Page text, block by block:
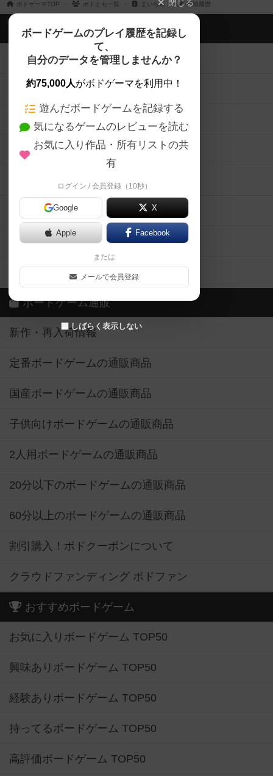
ボドゲーマTOP ボドとも一覧 まいちん 投稿履歴
閉じる
ボードゲームのプレイ履歴を記録し
て、
自分のデータを管理しませんか？
約75,000人がボドゲーマを利用中！
遊んだボードゲームを記録する
気になるゲームのレビューを読む
お気に入り作品・所有リストの共
有
ログイン / 会員登録（10秒）
Google X
Apple Facebook
または
メールで会員登録
しばらく表示しない
ボドゲーマTOP
ボードゲームを検索する
ボードゲームの新着レビュー
ボードゲーム会情報
メカニクス特集
掲示板・トピックス
ボドとも・会員一覧
ボードゲーム業界コラム
ボドゲーマご利用案内
ボードゲーム通販
新作・再入荷情報
定番ボードゲームの通販商品
国産ボードゲームの通販商品
子供向けボードゲームの通販商品
2人用ボードゲームの通販商品
20分以下のボードゲームの通販商品
60分以上のボードゲームの通販商品
割引購入！ボドクーポンについて
クラウドファンディング ボドファン
おすすめボードゲーム
お気に入りボードゲーム TOP50
興味ありボードゲーム TOP50
経験ありボードゲーム TOP50
持ってるボードゲーム TOP50
高評価ボードゲーム TOP50